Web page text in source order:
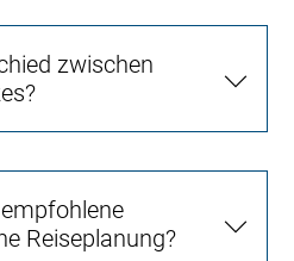
zwischen
Reiseplanung?